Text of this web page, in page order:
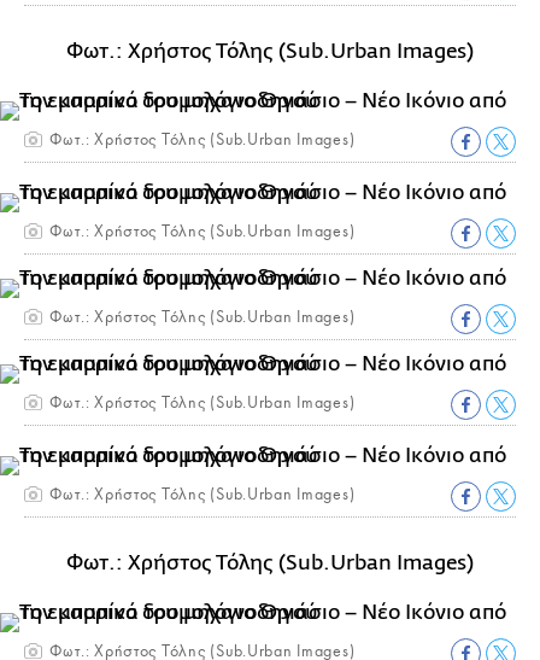
Φωτ.: Χρήστος Τόλης (Sub.Urban Images)
Φωτ.: Χρήστος Τόλης (Sub.Urban Images)
Φωτ.: Χρήστος Τόλης (Sub.Urban Images)
Φωτ.: Χρήστος Τόλης (Sub.Urban Images)
Φωτ.: Χρήστος Τόλης (Sub.Urban Images)
Φωτ.: Χρήστος Τόλης (Sub.Urban Images)
Φωτ.: Χρήστος Τόλης (Sub.Urban Images)
Φωτ.: Χρήστος Τόλης (Sub.Urban Images)